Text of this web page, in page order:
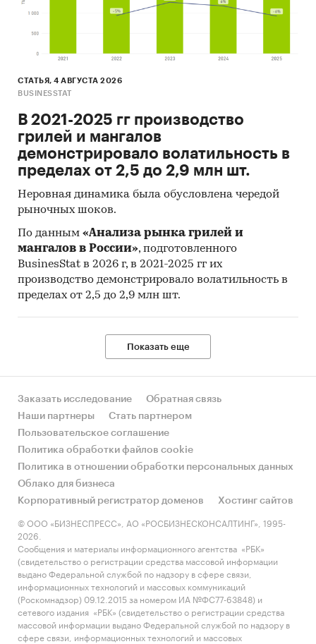
СТАТЬЯ, 4 АВГУСТА 2026
BUSINESSTAT
В 2021-2025 гг производство
грилей и мангалов
демонстрировало волатильность в
пределах от 2,5 до 2,9 млн шт.
Неровная динамика была обусловлена чередой
рыночных шоков.
По данным «Анализа рынка грилей и
мангалов в России», подготовленного
BusinesStat в 2026 г, в 2021-2025 гг их
производство демонстрировало волатильность в
пределах от 2,5 до 2,9 млн шт.
Показать еще
Заказать исследование
Обратная связь
Наши партнеры
Стать партнером
Пользовательское соглашение
Политика обработки файлов cookie
Политика в отношении обработки персональных данных
Облако для бизнеса
Корпоративный регистратор доменов
Хостинг сайтов
© ООО «БИЗНЕСПРЕСС», АО «РОСБИЗНЕСКОНСАЛТИНГ», 1995-
2026.
Сообщения и материалы информационного агентства «РБК»
(свидетельство о регистрации средства массовой информации
выдано Федеральной службой по надзору в сфере связи,
информационных технологий и массовых коммуникаций
(Роскомнадзор) 09.12.2015 за номером ИА №ФС77-63848) и
сетевого издания «РБК» (свидетельство о регистрации средства
массовой информации выдано Федеральной службой по надзору в
сфере связи, информационных технологий и массовых